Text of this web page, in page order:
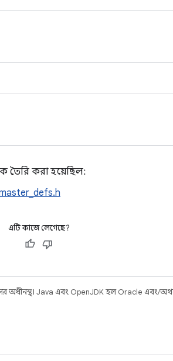
তৈরি করা হয়েছিল:
এটি কাজে লেগেছে?
অধীনস্থ। Java এবং OpenJDK হল Oracle এবং/অথবা